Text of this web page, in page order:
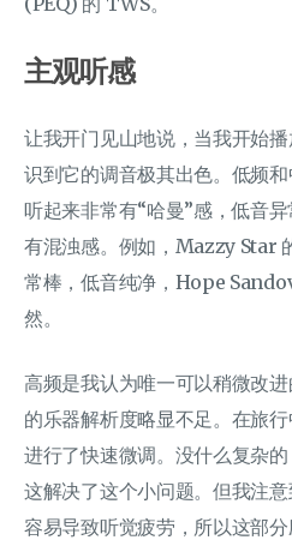
主观听感
让我开门见山地说，当我开始
识到它的调音极其出色。低频
听起来非常有“哈曼”感，低音
有混浊感。例如，Mazzy Star
常棒，低音纯净，Hope
然。
高频是我认为唯一可以稍微改
的乐器解析度略显不足。在旅
进行了快速微调。没什么复杂
这解决了这个小问题。但我注
容易导致听觉疲劳，所以这部